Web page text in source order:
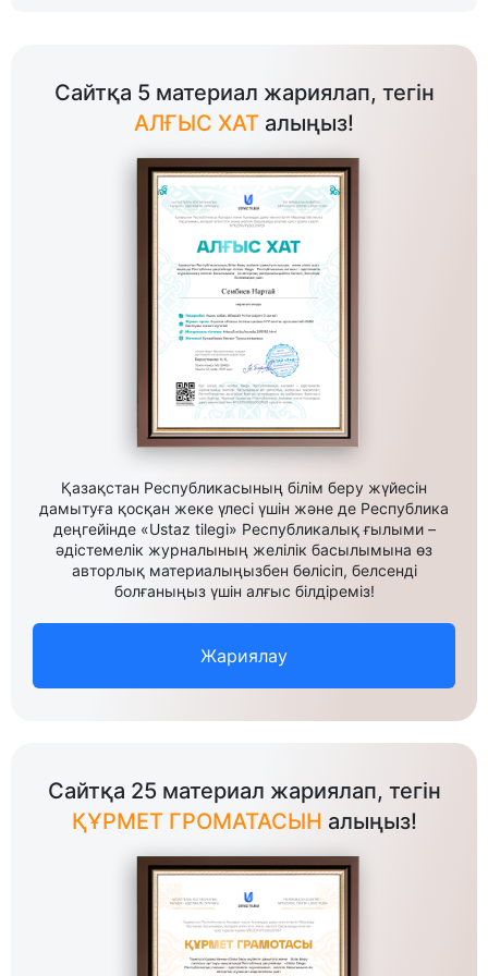
Сайтқа 5 материал жариялап, тегін
АЛҒЫС ХАТ алыңыз!
Қазақстан Республикасының білім беру жүйесін
дамытуға қосқан жеке үлесі үшін және де Республика
деңгейінде «Ustaz tilegi» Республикалық ғылыми –
әдістемелік журналының желілік басылымына өз
авторлық материалыңызбен бөлісіп, белсенді
болғаныңыз үшін алғыс білдіреміз!
Жариялау
Сайтқа 25 материал жариялап, тегін
ҚҰРМЕТ ГРОМАТАСЫН алыңыз!